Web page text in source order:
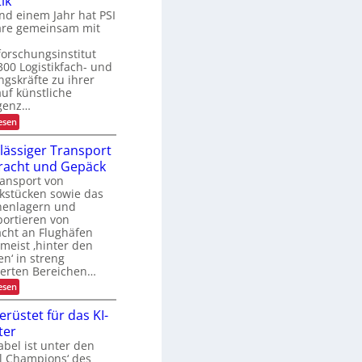
C
I
P
a
l
t
t
e
n
m
a
n
a
g
e
m
e
n
t
a
u
d
r
U
S
A
-
P
r
ä
s
e
n
z
einem Jahr hat PSI
gemeinsam mit
Logistikfach- und
zu ihrer
künstliche
:
K
-
N
u
t
z
u
n
g
i
n
d
e
r
L
o
s
t
Transport
und Gepäck
von
sowie das
und
von
an Flughäfen
‚hinter den
in streng
Bereichen…
:
Z
u
v
e
r
l
für das KI-
ist unter den
Champions‘ des